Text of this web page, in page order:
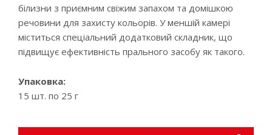
білизни з приємним свіжим запахом та домішкою
речовини для захисту кольорів. У меншій камері
міститься спеціальний додатковий складник, що
підвищує ефективність прального засобу як такого.
Упаковка:
15 шт. по 25 г